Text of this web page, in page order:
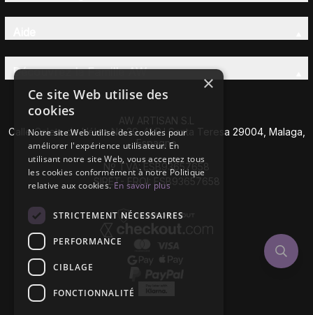
Découvrez la Famille AW
AW ARTISAN S.L
Calle Caleta de Vélez Nº 39-41 P.I Santa Teresa 29004, Malaga,
Espagne
Nº TVA: ESB93657658
SIRET- EROI: ESB93657658
×
Ce site Web utilise des
cookies
Notre site Web utilise des cookies pour
améliorer l'expérience utilisateur. En
utilisant notre site Web, vous acceptez tous
les cookies conformément à notre Politique
relative aux cookies.En savoir plus
STRICTEMENT NÉCESSAIRES
PERFORMANCE
CIBLAGE
FONCTIONNALITÉ